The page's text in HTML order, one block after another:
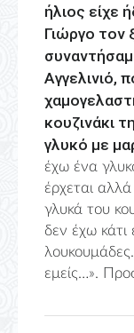
ήλιος είχε
Γιώργο τον
Αγγελινιό,
κουζινάκι
γλυκό με
έχω ένα
έρχεται
γλυκά του
δεν έχω
εμείς…».